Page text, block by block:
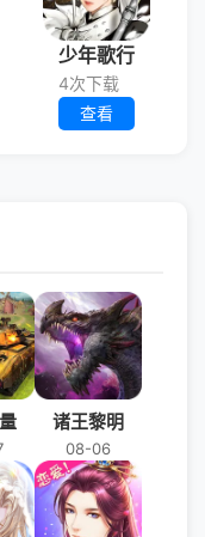
少年歌行
4次下载
查看
诸王黎明
08-06